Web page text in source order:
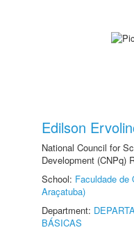
Edilson
National Council for
Development (CNPq)
School: Faculdade de
Araçatuba)
Department:
BÁSICAS